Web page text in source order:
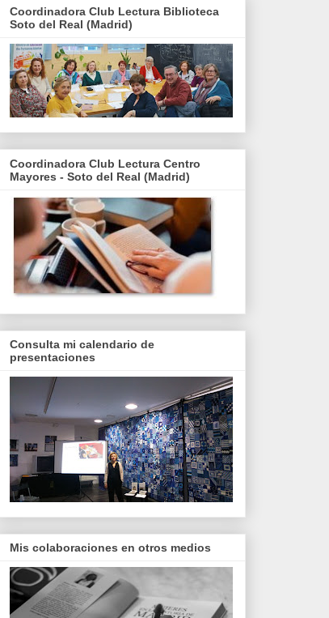
Coordinadora Club Lectura Biblioteca
Soto del Real (Madrid)
Coordinadora Club Lectura Centro
Mayores - Soto del Real (Madrid)
Consulta mi calendario de
presentaciones
Mis colaboraciones en otros medios